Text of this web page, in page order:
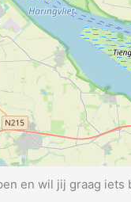
en wil jij graag